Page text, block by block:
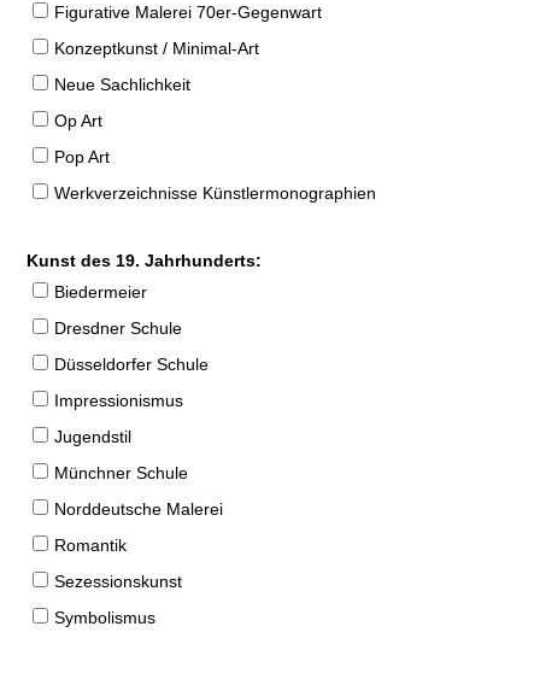
Figurative Malerei 70er-Gegenwart
Konzeptkunst / Minimal-Art
Neue Sachlichkeit
Op Art
Pop Art
Werkverzeichnisse Künstlermonographien
Kunst des 19. Jahrhunderts:
Biedermeier
Dresdner Schule
Düsseldorfer Schule
Impressionismus
Jugendstil
Münchner Schule
Norddeutsche Malerei
Romantik
Sezessionskunst
Symbolismus